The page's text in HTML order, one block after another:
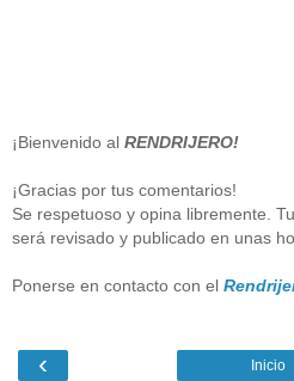
¡Bienvenido al RENDRIJERO!
¡Gracias por tus comentarios!
Se respetuoso y opina libremente.
será revisado y publicado en unas
Ponerse en contacto con el
‹ Inicio